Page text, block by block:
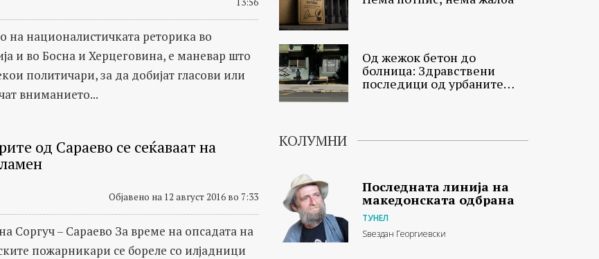
на националистичката реторика во
и во Босна и Херцеговина, е маневар што
политичари, за да добијат гласови или
вниманието...
од Сараево се сеќаваат на
Објавено на 12 август 2016 во 7:33
Соргуч – Сараево За време на опсадата на
пожарникари се бореле со илјадници
Од жежок бетон до
болница: Здравствени
последици од урбаните
КОЛУМНИ
Последната линија на
македонската одбрана
ТУНЕЛ
Ѕвездан Георгиевски